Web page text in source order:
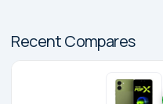
Recent Compares